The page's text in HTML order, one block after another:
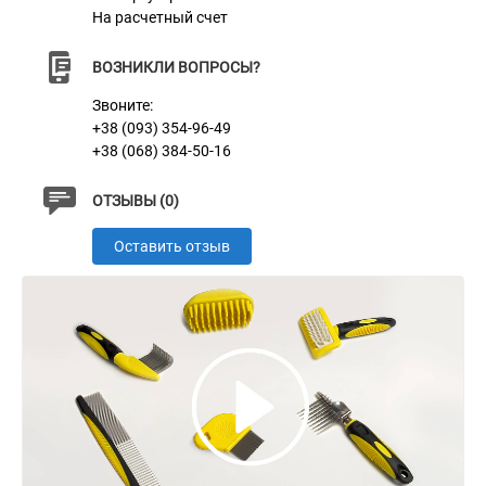
На расчетный счет
ВОЗНИКЛИ ВОПРОСЫ?
Звоните:
+38 (093) 354-96-49
+38 (068) 384-50-16
ОТЗЫВЫ (0)
Оставить отзыв
Характеристики
Материал Пластик + Нержавеющая сталь
Цвет